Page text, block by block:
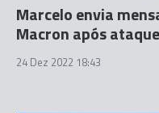
Marcelo envia
Macron após
24 Dez 2022 18:43